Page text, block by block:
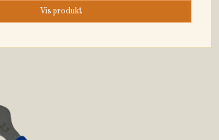
Vis produkt